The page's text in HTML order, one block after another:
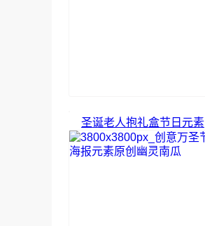
圣诞老人抱礼盒节日元素